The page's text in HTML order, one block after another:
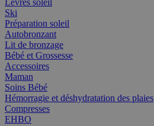
Lèvres soleil
Ski
Préparation soleil
Autobronzant
Lit de bronzage
Bébé et Grossesse
Accessoires
Maman
Soins Bébé
Hémorragie et déshydratation des plaies
Compresses
EHBO